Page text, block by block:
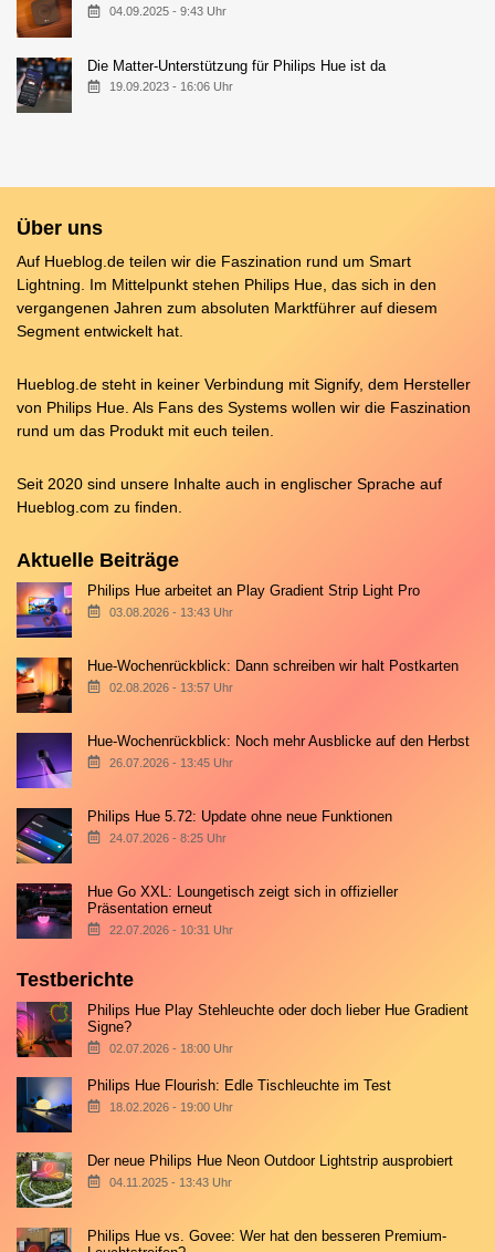
04.09.2025 - 9:43 Uhr
Die Matter-Unterstützung für Philips Hue ist da
19.09.2023 - 16:06 Uhr
Über uns
Auf Hueblog.de teilen wir die Faszination rund um Smart
Lightning. Im Mittelpunkt stehen Philips Hue, das sich in den
vergangenen Jahren zum absoluten Marktführer auf diesem
Segment entwickelt hat.
Hueblog.de steht in keiner Verbindung mit Signify, dem Hersteller
von Philips Hue. Als Fans des Systems wollen wir die Faszination
rund um das Produkt mit euch teilen.
Seit 2020 sind unsere Inhalte auch in englischer Sprache auf
Hueblog.com zu finden.
Aktuelle Beiträge
Philips Hue arbeitet an Play Gradient Strip Light Pro
03.08.2026 - 13:43 Uhr
Hue-Wochenrückblick: Dann schreiben wir halt Postkarten
02.08.2026 - 13:57 Uhr
Hue-Wochenrückblick: Noch mehr Ausblicke auf den Herbst
26.07.2026 - 13:45 Uhr
Philips Hue 5.72: Update ohne neue Funktionen
24.07.2026 - 8:25 Uhr
Hue Go XXL: Loungetisch zeigt sich in offizieller
Präsentation erneut
22.07.2026 - 10:31 Uhr
Testberichte
Philips Hue Play Stehleuchte oder doch lieber Hue Gradient
Signe?
02.07.2026 - 18:00 Uhr
Philips Hue Flourish: Edle Tischleuchte im Test
18.02.2026 - 19:00 Uhr
Der neue Philips Hue Neon Outdoor Lightstrip ausprobiert
04.11.2025 - 13:43 Uhr
Philips Hue vs. Govee: Wer hat den besseren Premium-